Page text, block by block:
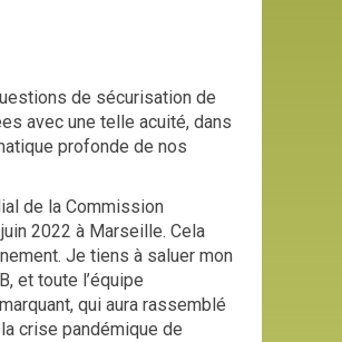
de sécurisation de
avec une telle acuité, dans
profonde de nos
de la Commission
2022 à Marseille. Cela
Je tiens à saluer mon
et toute l’équipe
qui aura rassemblé
crise pandémique de